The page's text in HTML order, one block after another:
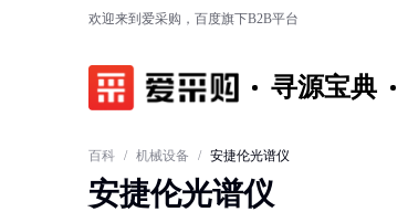
欢迎来到爱采购，百度旗下B2B平台
寻源宝典
百科 / 机械设备 / 安捷伦光谱仪
安捷伦光谱仪